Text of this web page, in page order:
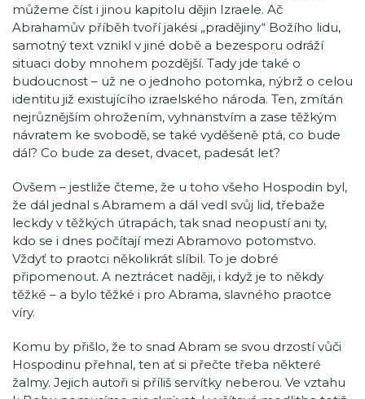
můžeme číst i jinou kapitolu dějin Izraele. Ač
Abrahamův příběh tvoří jakési „pradějiny“ Božího lidu,
samotný text vznikl v jiné době a bezesporu odráží
situaci doby mnohem pozdější. Tady jde také o
budoucnost – už ne o jednoho potomka, nýbrž o celou
identitu již existujícího izraelského národa. Ten, zmítán
nejrůznějším ohrožením, vyhnanstvím a zase těžkým
návratem ke svobodě, se také vyděšeně ptá, co bude
dál? Co bude za deset, dvacet, padesát let?
Ovšem – jestliže čteme, že u toho všeho Hospodin byl,
že dál jednal s Abramem a dál vedl svůj lid, třebaže
leckdy v těžkých útrapách, tak snad neopustí ani ty,
kdo se i dnes počítají mezi Abramovo potomstvo.
Vždyť to praotci několikrát slíbil. To je dobré
připomenout. A neztrácet naději, i když je to někdy
těžké – a bylo těžké i pro Abrama, slavného praotce
víry.
Komu by přišlo, že to snad Abram se svou drzostí vůči
Hospodinu přehnal, ten ať si přečte třeba některé
žalmy. Jejich autoři si příliš servítky neberou. Ve vztahu